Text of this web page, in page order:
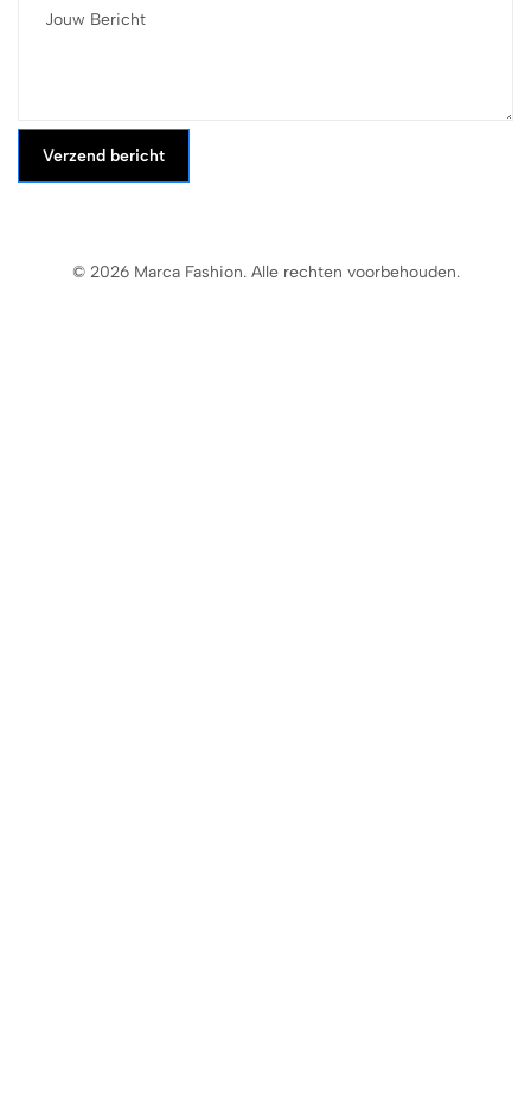
Verzend bericht
© 2026 Marca Fashion. Alle rechten voorbehouden.